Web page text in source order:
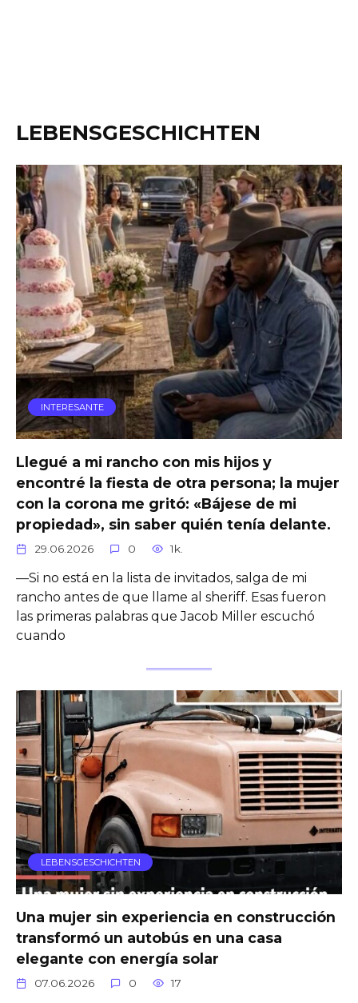
LEBENSGESCHICHTEN
INTERESANTE
Llegué a mi rancho con mis hijos y
encontré la fiesta de otra persona; la mujer
con la corona me gritó: «Bájese de mi
propiedad», sin saber quién tenía delante.
29.06.2026 0 1k.
—Si no está en la lista de invitados, salga de mi
rancho antes de que llame al sheriff. Esas fueron
las primeras palabras que Jacob Miller escuchó
cuando
LEBENSGESCHICHTEN
Una mujer sin experiencia en construcción
transformó un autobús en una casa
elegante con energía solar
07.06.2026 0 17